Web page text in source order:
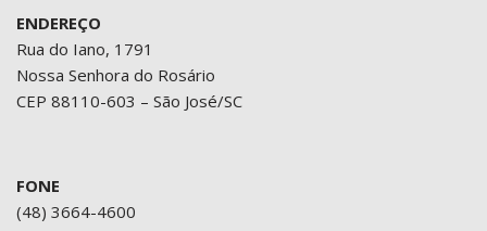
ENDEREÇO
Rua do Iano, 1791
Nossa Senhora do Rosário
CEP 88110-603 – São José/SC
FONE
(48) 3664-4600